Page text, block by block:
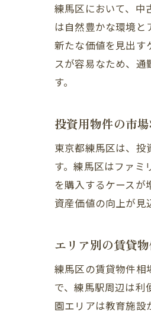
練馬区において、中
は自然豊かな環境
新たな価値を見出す
スが容易なため、
す。
投資用物件の市
東京都練馬区は、投
す。練馬区はファミ
を購入するケースが
資産価値の向上が見
エリア別の賃貸
練馬区の賃貸物件相
で、練馬駅周辺は利
園エリアは教育施設